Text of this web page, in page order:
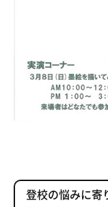
登校の悩みに寄